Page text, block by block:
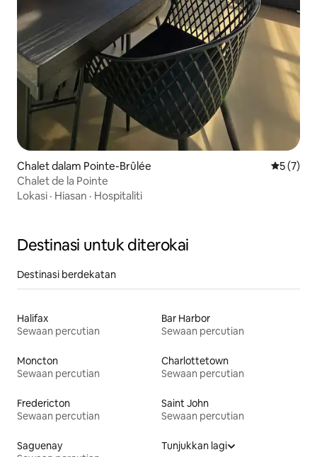
Chalet dalam Pointe-Brûlée
5 (7)
Chalet de la Pointe
Lokasi · Hiasan · Hospitaliti
Destinasi untuk diterokai
Destinasi berdekatan
Halifax
Sewaan percutian
Bar Harbor
Sewaan percutian
Moncton
Sewaan percutian
Charlottetown
Sewaan percutian
Fredericton
Sewaan percutian
Saint John
Sewaan percutian
Saguenay
Tunjukkan lagi